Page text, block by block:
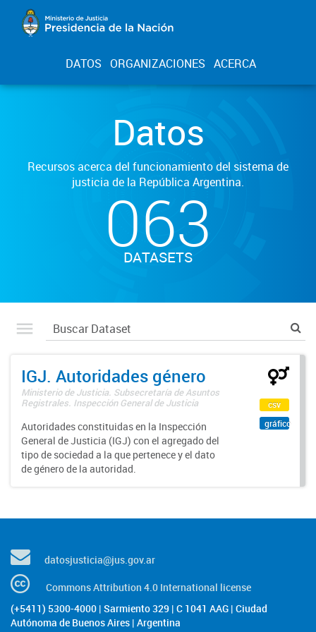
DATOS ORGANIZACIONES ACERCA
Datos
Recursos acerca del funcionamiento del sistema de
justicia de la República Argentina.
063
DATASETS
IGJ. Autoridades género
Ministerio de Justicia. Subsecretaría de Asuntos
Registrales. Inspección General de Justicia
Autoridades constituidas en la Inspección
General de Justicia (IGJ) con el agregado del
tipo de sociedad a la que pertenece y el dato
de género de la autoridad.
csv
gráfico
datosjusticia@jus.gov.ar
Commons Attribution 4.0 International license
(+5411) 5300-4000 | Sarmiento 329 | C 1041 AAG | Ciudad
Autónoma de Buenos Aires | Argentina